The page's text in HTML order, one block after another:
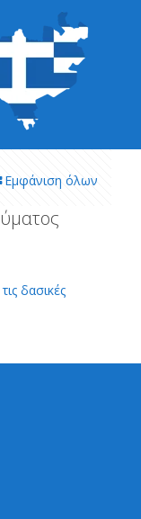
Εμφάνιση όλων
δασικές